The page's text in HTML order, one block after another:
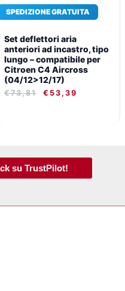
SPEDIZIONE GRATUITA
Set deflettori aria
anteriori ad incastro, tipo
lungo – compatibile per
Citroen C4 Aircross
(04/12>12/17)
€73,81 € 53,39
su TrustPilot!